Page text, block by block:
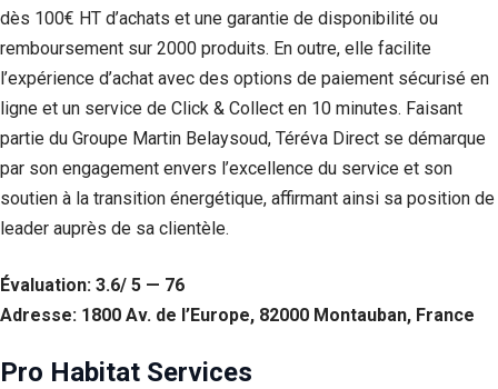
dès 100€ HT d’achats et une garantie de disponibilité ou
remboursement sur 2000 produits. En outre, elle facilite
l’expérience d’achat avec des options de paiement sécurisé en
ligne et un service de Click & Collect en 10 minutes. Faisant
partie du Groupe Martin Belaysoud, Téréva Direct se démarque
par son engagement envers l’excellence du service et son
soutien à la transition énergétique, affirmant ainsi sa position de
leader auprès de sa clientèle.
Évaluation: 3.6/ 5 — 76
Adresse: 1800 Av. de l’Europe, 82000 Montauban, France
Pro Habitat Services
Ces cookies ne
sont pas
facultatifs. Ils
sont
nécessaires au
fonctionnement
du site Web.
Statistiques
puissions
améliorer la
du site Web,